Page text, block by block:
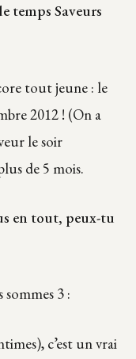
temps Saveurs
tout jeune : le
2012 ! (On a
le soir
de 5 mois.
en tout, peux-tu
3 :
c’est un vrai